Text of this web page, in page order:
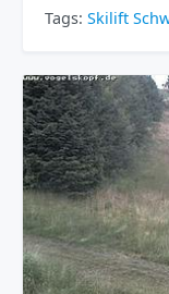
Tags: Skilift